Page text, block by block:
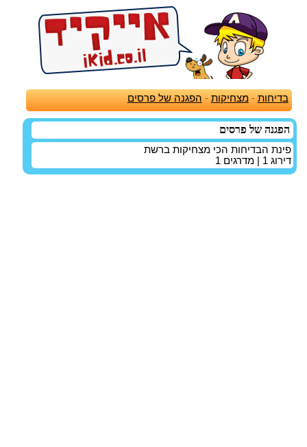
בדיחות -מצחיקות - הפגנה של פרסים
הפגנה של פרסים
פינת הבדיחות הכי מצחיקות ברשת
דירוג 1 | מדרגים 1